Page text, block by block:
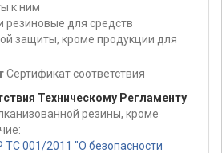
к ним
резиновые для средств
защиты, кроме продукции для
Сертификат соответствия
Техническому Регламенту
резины, кроме
001/2011 "О безопасности